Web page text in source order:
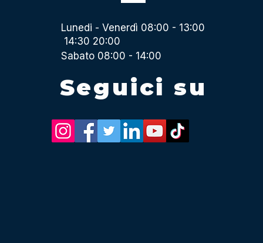
Lunedi - Venerdì 08:00 - 13:00
14:30 20:00
Sabato 08:00 - 14:00
Seguici su